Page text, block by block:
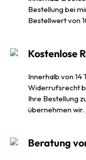
Bestellung bei
Bestellwert von
Kostenlose
Innerhalb von 14
Widerrufsrecht
Ihre Bestellung
übernehmen wir.
Beratung